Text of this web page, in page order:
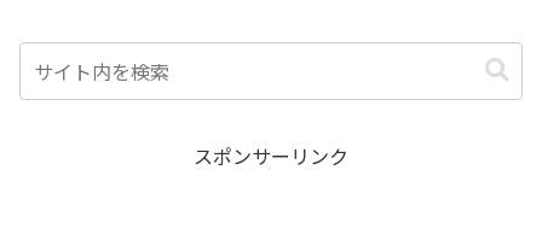
スポンサーリンク